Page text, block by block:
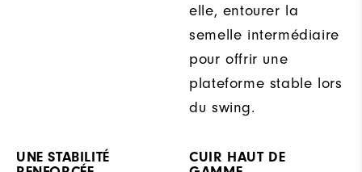
elle, entourer la
semelle intermédiaire
pour offrir une
plateforme stable lors
du swing.
UNE STABILITÉ
CUIR HAUT DE